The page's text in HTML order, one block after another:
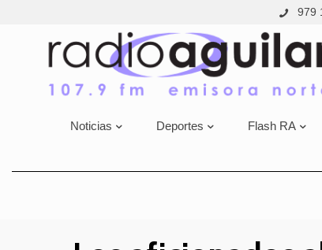
979
Noticias Deportes Flash RA